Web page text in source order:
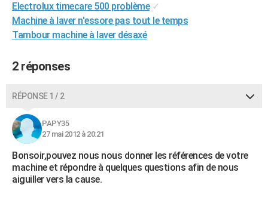
Dictionnaire
Biographies
Citations
Expressions
Proverbes
COPAINS D'AVANT
S'inscrire
Se connecter
Lycées
Collèges
Primaires
Universités
Entreprises
Service militaire
Avis de recherche
AVIS DE DÉCÈS
Electrolux timecare 500 problème ✓
Machine à laver n'essore pas tout le temps
Tambour machine à laver désaxé
2 réponses
RÉPONSE 1 / 2
PAPY35
27 mai 2012 à 20:21
Bonsoir,pouvez nous nous donner les références de votre
machine et répondre à quelques questions afin de nous
aiguiller vers la cause.